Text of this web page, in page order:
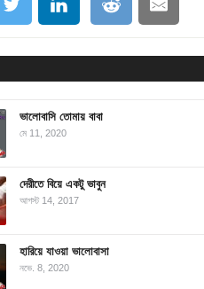
ভালোবাসি তোমায় বাবা
মে 11, 2020
দেরীতে বিয়ে একটু ভাবুন
আগস্ট 14, 2017
হারিয়ে যাওয়া ভালোবাসা
নভে. 8, 2020